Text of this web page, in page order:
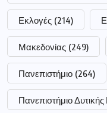
Εκλογές (214)
Μακεδονίας (249)
Πανεπιστήμιο (264)
Πανεπιστήμιο